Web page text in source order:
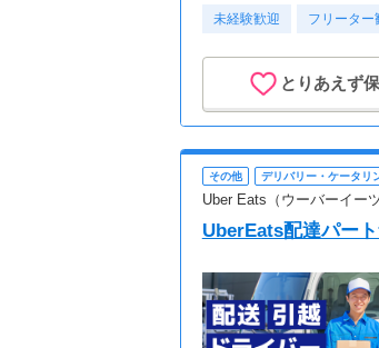
未経験歓迎 フリーター
とりあえず
その他 デリバリー・ケータリ
Uber Eats（ウーバーイーツ
UberEats配達パー